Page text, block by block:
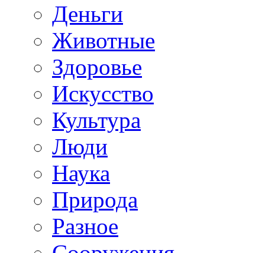
Деньги
Животные
Здоровье
Искусство
Культура
Люди
Наука
Природа
Разное